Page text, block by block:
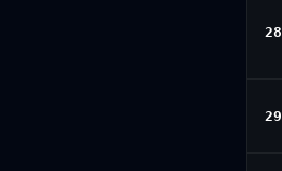
28
29